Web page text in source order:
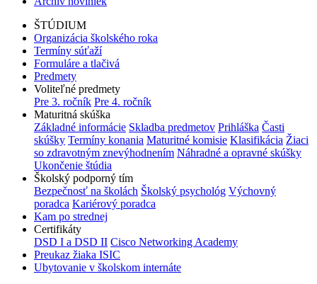
ŠTÚDIUM
Organizácia školského roka
Termíny súťaží
Formuláre a tlačivá
Predmety
Voliteľné predmety
Pre 3. ročník Pre 4. ročník
Maturitná skúška
Základné informácie Skladba predmetov Prihláška Časti
skúšky Termíny konania Maturitné komisie Klasifikácia Žiaci
so zdravotným znevýhodnením Náhradné a opravné skúšky
Ukončenie štúdia
Školský podporný tím
Bezpečnosť na školách Školský psychológ Výchovný
poradca Kariérový poradca
Kam po strednej
Certifikáty
DSD I a DSD II Cisco Networking Academy
Preukaz žiaka ISIC
Ubytovanie v školskom internáte